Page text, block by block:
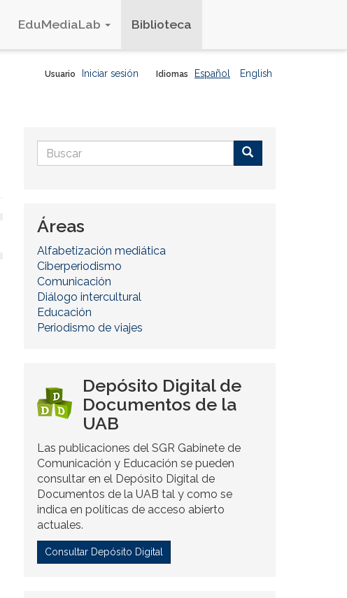
EduMediaLab Biblioteca
Idiomas Español English
Usuario Iniciar sesión
Formulario
de
Áreas
Alfabetización mediática
Ciberperiodismo
Comunicación
Diálogo intercultural
Educación
Periodismo de viajes
Depósito Digital de
Documentos de la
UAB
Las publicaciones del SGR Gabinete de
Comunicación y Educación se pueden
consultar en el Depósito Digital de
Documentos de la UAB tal y como se
indica en políticas de acceso abierto
actuales.
Consultar Depósito Digital